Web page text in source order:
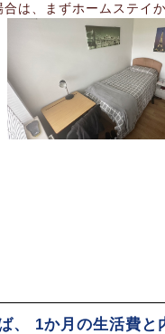
は、まずホームステイ
、 1か月の生活費と